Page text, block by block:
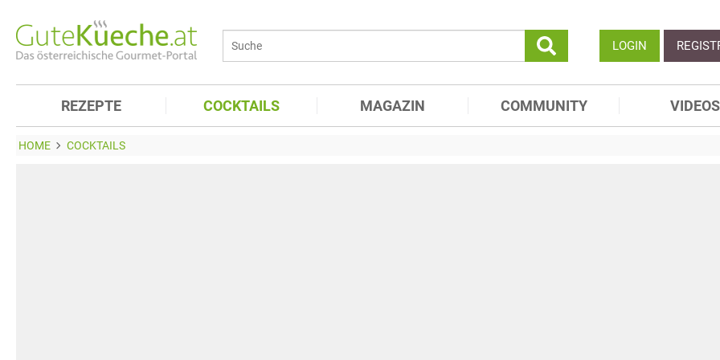
LOGIN
REZEPTE COCKTAILS MAGAZIN COMMUNITY VIDEOS
HOME COCKTAILS